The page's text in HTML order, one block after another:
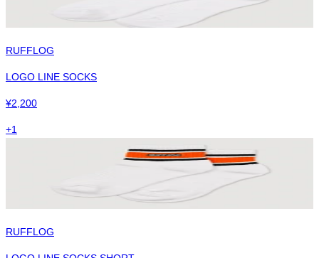
RUFFLOG
LOGO LINE SOCKS
¥2,200
+1
RUFFLOG